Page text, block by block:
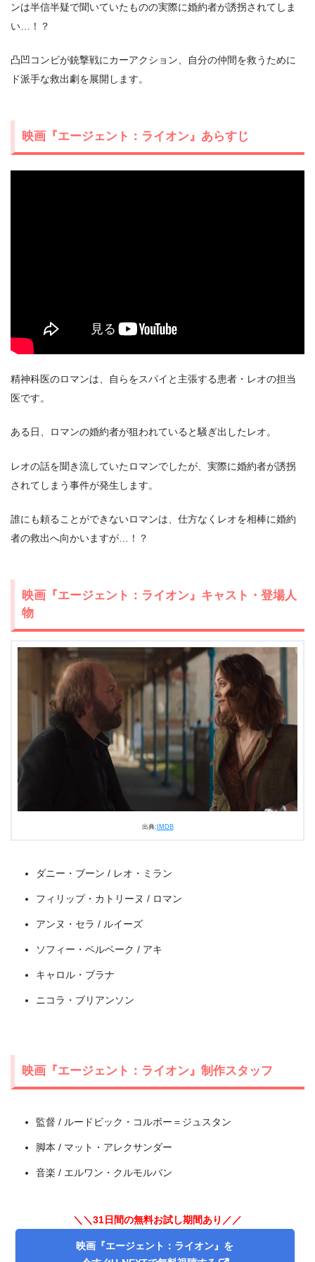
＼＼31日間無料!!お試し解約もOK／／
U-NEXT
＼＼31日間無料!!お試し解約もOK／／
今すぐ無料でU-NEXTで見る
出典: U-NEXT
ンは半信半疑で聞いていたものの実際に婚約者が誘拐されてしま
い…！？
凸凹コンビが銃撃戦にカーアクション、自分の仲間を救うために
ド派手な救出劇を展開します。
映画『エージェント：ライオン』あらすじ
精神科医のロマンは、自らをスパイと主張する患者・レオの担当
医です。
ある日、ロマンの婚約者が狙われていると騒ぎ出したレオ。
レオの話を聞き流していたロマンでしたが、実際に婚約者が誘拐
されてしまう事件が発生します。
誰にも頼ることができないロマンは、仕方なくレオを相棒に婚約
者の救出へ向かいますが…！？
映画『エージェント：ライオン』キャスト・登場人
物
出典: IMDB
ダニー・ブーン / レオ・ミラン
フィリップ・カトリーヌ / ロマン
アンヌ・セラ / ルイーズ
ソフィー・ベルベーク / アキ
キャロル・ブラナ
ニコラ・ブリアンソン
映画『エージェント：ライオン』制作スタッフ
監督 / ルードビック・コルボー＝ジュスタン
脚本 / マット・アレクサンダー
音楽 / エルワン・クルモルバン
＼＼31日間の無料お試し期間あり／／
映画『エージェント：ライオン』を